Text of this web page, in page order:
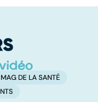
DE LA SANTÉ